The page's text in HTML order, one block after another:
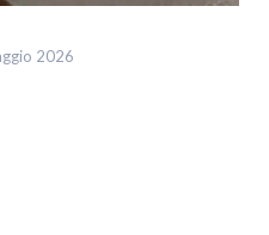
2026